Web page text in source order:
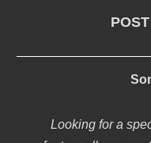
Looking for a